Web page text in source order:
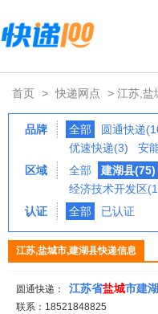
首页 > 快递网点 > 江苏,盐
品牌 全部 圆通快递
优速快递(3)
安
区域
全部 建湖县(75)
经济技术开发区
认证
全部 已认证
江苏,盐城市,建湖县快递信息
圆通快递： 江苏省盐城市建
联系：18521848825